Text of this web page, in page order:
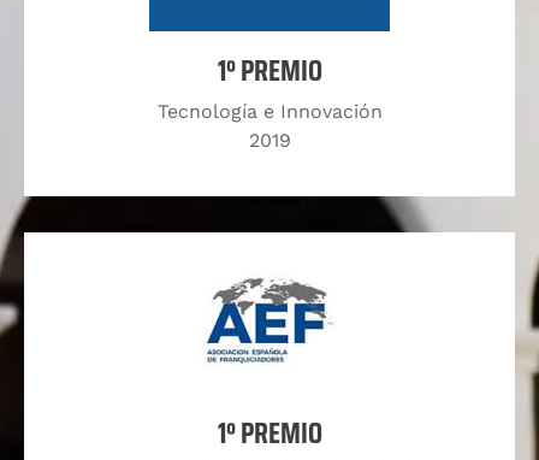
1º PREMIO
Tecnología e Innovación
2019
1º PREMIO